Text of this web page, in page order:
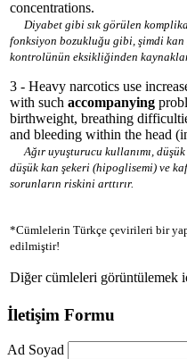
concentrations.
Diyabet gibi sık görülen
fonksiyon bozukluğu gibi, şimdi
kontrolünün eksikliğinden
3 - Heavy narcotics use
with such accompanying
birthweight, breathing
and bleeding within the head
Ağır uyuşturucu kullanımı,
düşük kan şekeri (hipoglisemi) ve
sorunların riskini arttırır.
*Cümlelerin Türkçe çevirileri bir
edilmiştir!
Diğer cümleleri görüntülemek
İletişim Formu
Ad Soyad